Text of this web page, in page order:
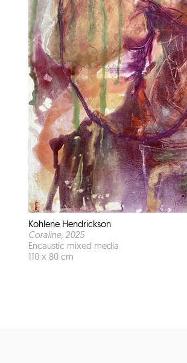
Kohlene Hendrickson
Coraline, 2025
Encaustic mixed media
110 x 80 cm